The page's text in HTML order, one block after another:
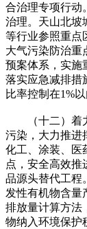
合治理专项行动
治理。天山北坡
等行业参照重点
大气污染防治重
预案体系，实施
落实应急减排措
比率控制在1%以
（十二）着力
污染，大力推进
化工、涂装、医
点，安全高效推
品源头替代工程
发性有机物含量
排放量计算方法
物纳入环境保护